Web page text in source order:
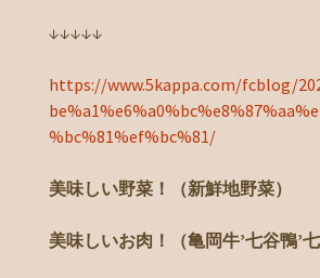
↓↓↓↓↓
https://www.5kappa.com/fcblog/
%bc%81%ef%bc%81/
美味しい野菜！（新鮮地野菜）
美味しいお肉！（亀岡牛’七谷鴨’七